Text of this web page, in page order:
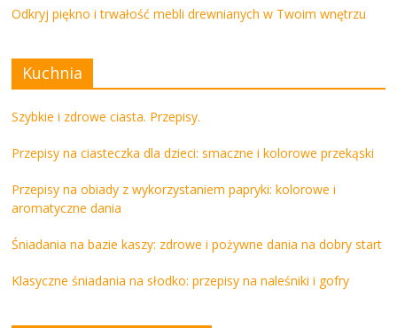
Odkryj piękno i trwałość mebli drewnianych w Twoim wnętrzu
Kuchnia
Szybkie i zdrowe ciasta. Przepisy.
Przepisy na ciasteczka dla dzieci: smaczne i kolorowe przekąski
Przepisy na obiady z wykorzystaniem papryki: kolorowe i
aromatyczne dania
Śniadania na bazie kaszy: zdrowe i pożywne dania na dobry start
Klasyczne śniadania na słodko: przepisy na naleśniki i gofry